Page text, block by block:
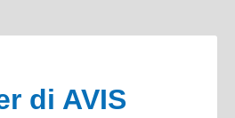
di AVIS